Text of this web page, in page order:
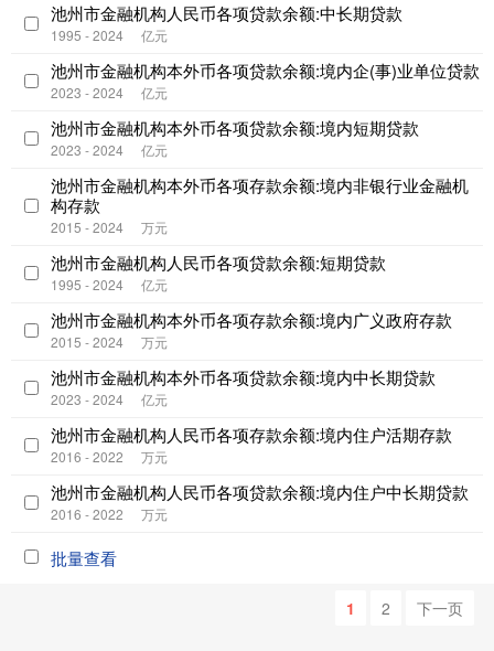
池州市金融机构人民币各项贷款余额:中长期贷款
1995 - 2024 亿元
池州市金融机构本外币各项贷款余额:境内企(事)业单位贷款
2023 - 2024 亿元
池州市金融机构本外币各项贷款余额:境内短期贷款
2023 - 2024 亿元
池州市金融机构本外币各项存款余额:境内非银行业金融机
构存款
2015 - 2024 万元
池州市金融机构人民币各项贷款余额:短期贷款
1995 - 2024 亿元
池州市金融机构本外币各项存款余额:境内广义政府存款
2015 - 2024 万元
池州市金融机构本外币各项贷款余额:境内中长期贷款
2023 - 2024 亿元
池州市金融机构人民币各项存款余额:境内住户活期存款
2016 - 2022 万元
池州市金融机构人民币各项贷款余额:境内住户中长期贷款
2016 - 2022 万元
批量查看
1 2 下一页